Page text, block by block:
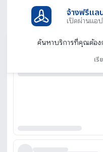
จ้างฟรีแ
เปิดผ่านแอ
เรี